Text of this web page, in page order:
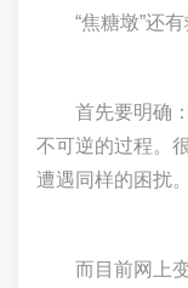
“焦糖墩”还
首先要明确
不可逆的过程。
遭遇同样的困扰。
而目前网上